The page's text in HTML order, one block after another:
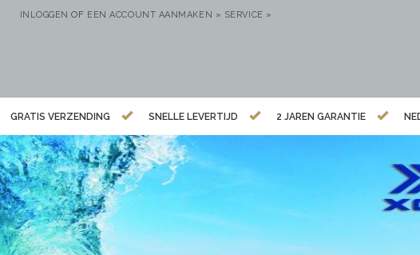
INLOGGEN OF EEN ACCOUNT AANMAKEN » SERVICE »
GRATIS VERZENDING SNELLE LEVERTIJD 2 JAREN GARANTIE